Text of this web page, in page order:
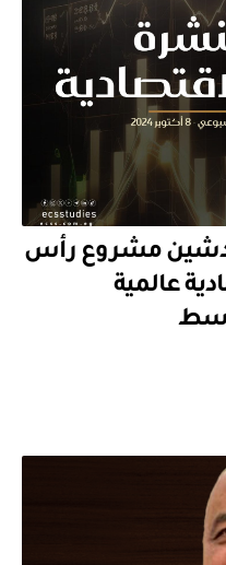
الاقتصادية 39: تدشين مشروع رأس
عالمية